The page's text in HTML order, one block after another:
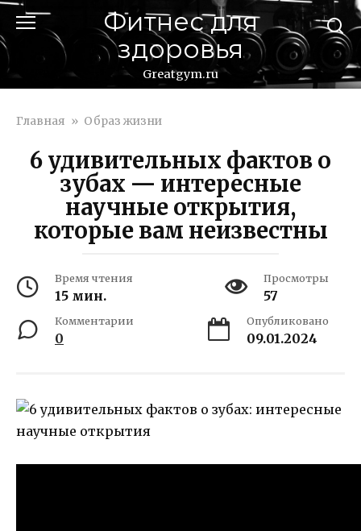
Перейти
контенту
Фитнес для
здоровья
Greatgym.ru
Главная » Образ жизни
6 удивительных фактов о
зубах — интересные
научные открытия,
которые вам неизвестны
Время чтения
15 мин.
Просмотры
57
Комментарии
0
Опубликовано
09.01.2024